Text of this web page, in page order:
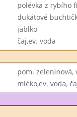
polévka z rybího
dukátové
jablko
čaj,ev. voda
pom. zeleninová,
mléko,ev. voda,